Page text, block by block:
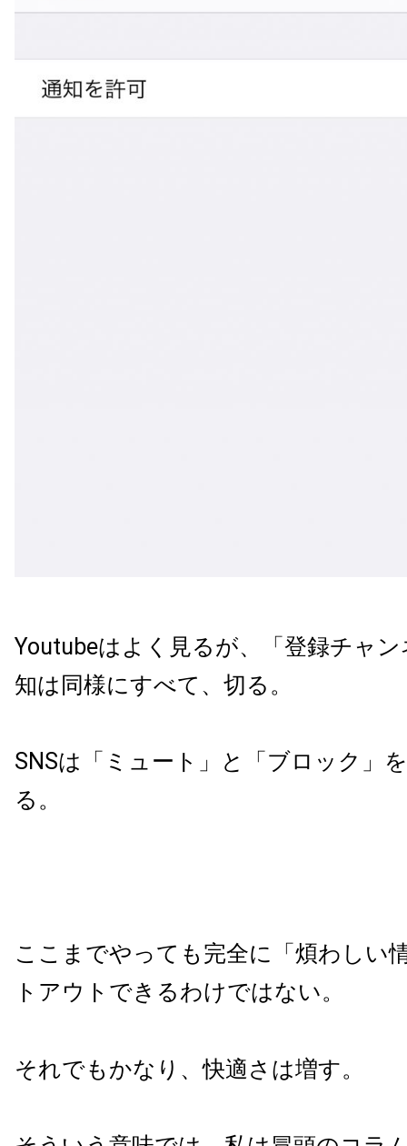
Youtubeはよく見るが、「登録チャ
知は同様にすべて、切る。
SNSは「ミュート」と「ブロック」
る。
ここまでやっても完全に「煩わしい
トアウトできるわけではない。
それでもかなり、快適さは増す。